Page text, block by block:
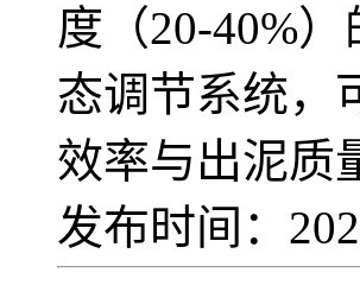
度（20-40%
态调节系统，
效率与出泥质
发布时间：